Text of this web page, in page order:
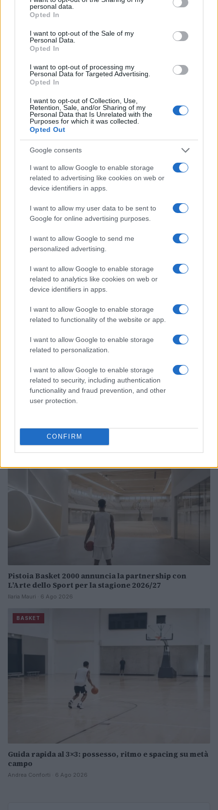
grant or deny consent to Google and its third-party tags to
use your data for below specified purposes in below Google
consent section.
personal data.
Opted In
I want to opt-out of the Sale of my
Personal Data.
Opted In
I want to opt-out of processing my
Personal Data for Targeted Advertising.
Opted In
I want to opt-out of Collection, Use,
Retention, Sale, and/or Sharing of my
Personal Data that Is Unrelated with the
Purposes for which it was collected.
Opted Out
Google consents
I want to allow Google to enable storage
related to advertising like cookies on web or
device identifiers in apps.
I want to allow my user data to be sent to
Google for online advertising purposes.
I want to allow Google to send me
personalized advertising.
I want to allow Google to enable storage
related to analytics like cookies on web or
device identifiers in apps.
I want to allow Google to enable storage
related to functionality of the website or app.
I want to allow Google to enable storage
related to personalization.
I want to allow Google to enable storage
related to security, including authentication
functionality and fraud prevention, and other
user protection.
CONFIRM
Continua a leggere
Europeo Under 18 femminile: l’Italia supera
l’Ungheria in rimonta e vola ai quarti
Pistoia Basket 2000 annuncia la partnership con
L’Arte dello Sport per la stagione 2026/27
Ilaria Mauri · 6 Ago 2026
BASKET
Guida rapida al 3×3: possesso, ritmo e spacing su metà
campo
Andrea Conforti · 6 Ago 2026